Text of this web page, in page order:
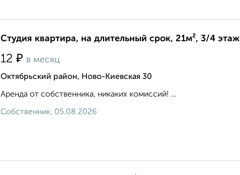
Студия квартира, на длительный срок, 21м², 3/4 этаж
12 ₽ в месяц
Октябрьский район, Ново-Киевская 30
Аренда от собственника, никаких комиссий! ...
Собственник, 05.08.2026